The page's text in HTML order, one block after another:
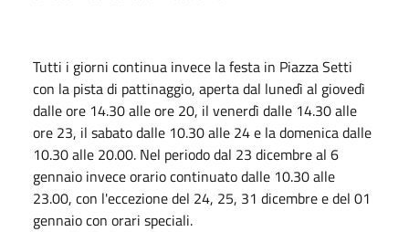
Tutti i giorni continua invece la festa in Piazza Setti
con la pista di pattinaggio, aperta dal lunedì al giovedì
dalle ore 14.30 alle ore 20, il venerdì dalle 14.30 alle
ore 23, il sabato dalle 10.30 alle 24 e la domenica dalle
10.30 alle 20.00. Nel periodo dal 23 dicembre al 6
gennaio invece orario continuato dalle 10.30 alle
23.00, con l'eccezione del 24, 25, 31 dicembre e del 01
gennaio con orari speciali.